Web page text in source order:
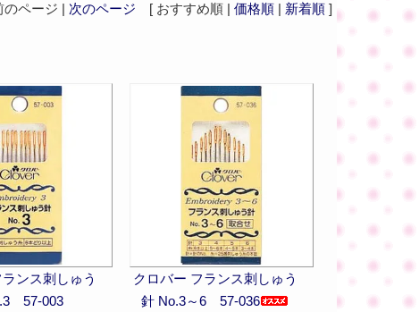
ページ | 次のページ [ おすすめ順 | 価格順 | 新着順 ]
ンス刺しゅう
57-003
クロバー フランス刺しゅう
針 No.3～6 57-036